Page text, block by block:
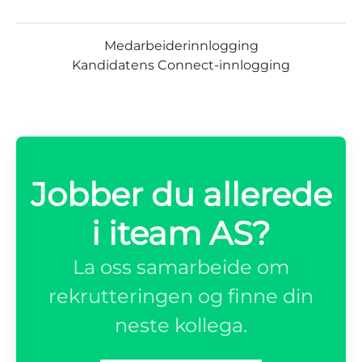
Medarbeiderinnlogging
Kandidatens Connect-innlogging
Jobber du allerede
i iteam AS?
La oss samarbeide om
rekrutteringen og finne din
neste kollega.